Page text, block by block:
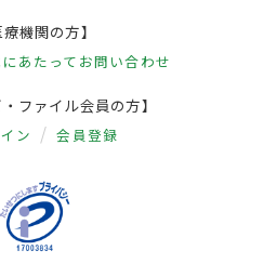
療機関の方】
あたって お問い合わせ
・ファイル会員の方】
ン 会員登録